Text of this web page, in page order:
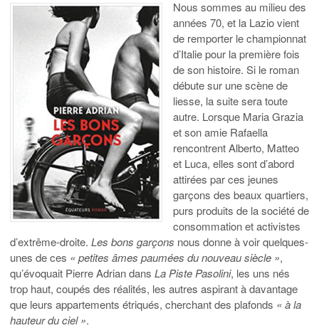
Nous sommes au milieu des
années 70, et la Lazio vient
de remporter le championnat
d’Italie pour la première fois
de son histoire. Si le roman
débute sur une scène de
liesse, la suite sera toute
autre. Lorsque Maria Grazia
et son amie Rafaella
rencontrent Alberto, Matteo
et Luca, elles sont d’abord
attirées par ces jeunes
garçons des beaux quartiers,
purs produits de la société de
consommation et activistes
d’extrême-droite. Les bons garçons nous donne à voir quelques-
unes de ces « petites âmes paumées du nouveau siècle »,
qu’évoquait Pierre Adrian dans La Piste Pasolini, les uns nés
trop haut, coupés des réalités, les autres aspirant à davantage
que leurs appartements étriqués, cherchant des plafonds « à la
hauteur du ciel ».